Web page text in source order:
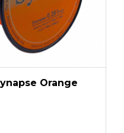
Orange